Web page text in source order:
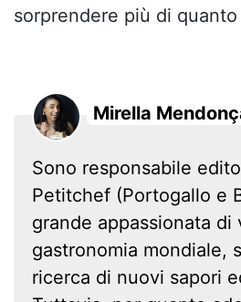
sorprendere più di
Mirella
Sono responsabile
Petitchef (Portogallo e
grande appassionata di
gastronomia mondiale,
ricerca di nuovi sapori